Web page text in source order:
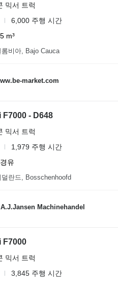
믹서 트럭
6,000 주행 시간
5 m³
롬비아, Bajo Cauca
market.com
F7000 - D648
믹서 트럭
1,979 주행 시간
경유
덜란드, Bosschenhoofd
Machinehandel
F7000
믹서 트럭
3,845 주행 시간